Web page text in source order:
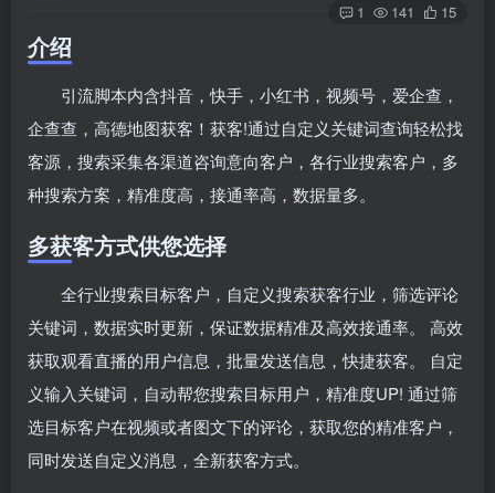
1 141 15
介绍
引流脚本内含抖音，快手，小红书，视频号，爱企查，
企查查，高德地图获客！获客!通过自定义关键词查询轻松找
客源，搜索采集各渠道咨询意向客户，各行业搜索客户，多
种搜索方案，精准度高，接通率高，数据量多。
多获客方式供您选择
全行业搜索目标客户，自定义搜索获客行业，筛选评论
关键词，数据实时更新，保证数据精准及高效接通率。 高效
获取观看直播的用户信息，批量发送信息，快捷获客。 自定
义输入关键词，自动帮您搜索目标用户，精准度UP! 通过筛
选目标客户在视频或者图文下的评论，获取您的精准客户，
同时发送自定义消息，全新获客方式。